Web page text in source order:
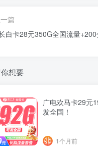
一篇
白卡28元350G全国流量+200
想要
广电欢马卡29元
发全国！
1个月前